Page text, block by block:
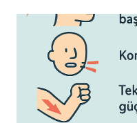
FITIĞI:
BELIRTILERI,
NEDENLERI
VE
TEDAVI
YÖNTEMLERI
(2026
REHBERI)